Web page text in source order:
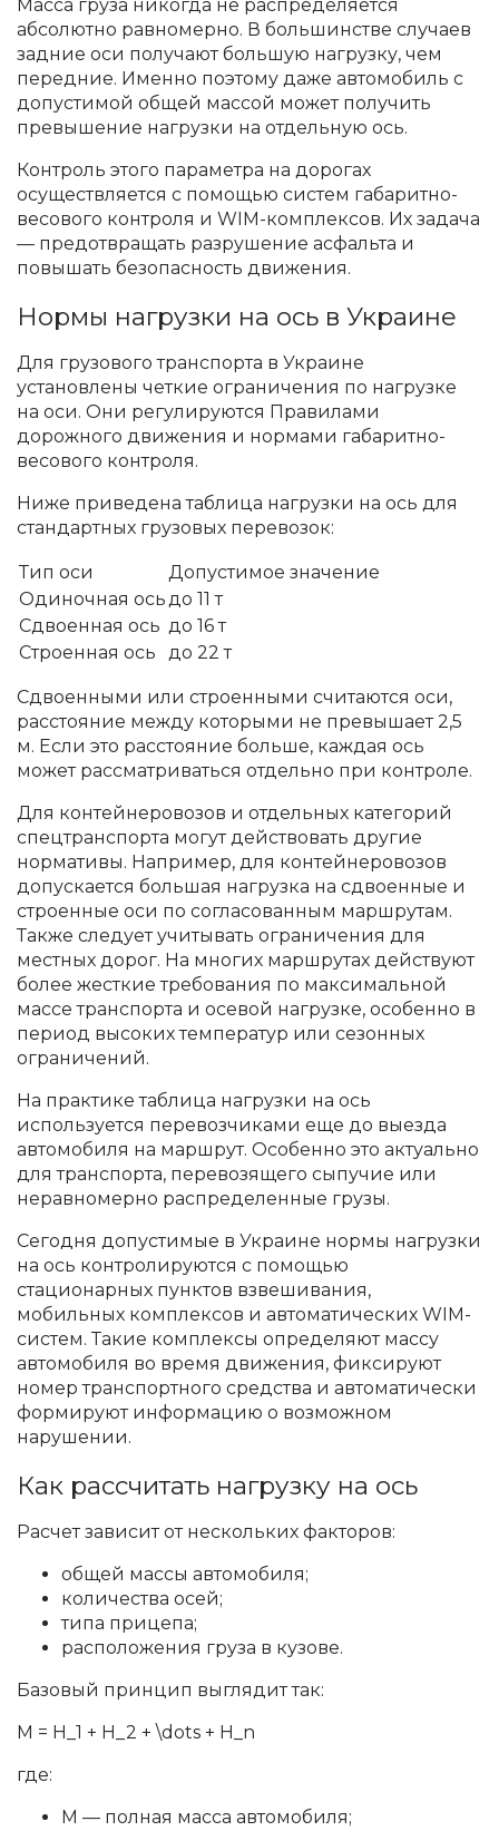
Масса груза никогда не распределяется
абсолютно равномерно. В большинстве случаев
задние оси получают большую нагрузку, чем
передние. Именно поэтому даже автомобиль с
допустимой общей массой может получить
превышение нагрузки на отдельную ось.
Контроль этого параметра на дорогах
осуществляется с помощью систем габаритно-
весового контроля и WIM-комплексов. Их задача
— предотвращать разрушение асфальта и
повышать безопасность движения.
Нормы нагрузки на ось в Украине
Для грузового транспорта в Украине
установлены четкие ограничения по нагрузке
на оси. Они регулируются Правилами
дорожного движения и нормами габаритно-
весового контроля.
Ниже приведена таблица нагрузки на ось для
стандартных грузовых перевозок:
Тип оси
Допустимое значение
Одиночная осьдо 11 т
Сдвоенная ось до 16 т
Строенная ось
до 22 т
Сдвоенными или строенными считаются оси,
расстояние между которыми не превышает 2,5
м. Если это расстояние больше, каждая ось
может рассматриваться отдельно при контроле.
Для контейнеровозов и отдельных категорий
спецтранспорта могут действовать другие
нормативы. Например, для контейнеровозов
допускается большая нагрузка на сдвоенные и
строенные оси по согласованным маршрутам.
Также следует учитывать ограничения для
местных дорог. На многих маршрутах действуют
более жесткие требования по максимальной
массе транспорта и осевой нагрузке, особенно в
период высоких температур или сезонных
ограничений.
На практике таблица нагрузки на ось
используется перевозчиками еще до выезда
автомобиля на маршрут. Особенно это актуально
для транспорта, перевозящего сыпучие или
неравномерно распределенные грузы.
Сегодня допустимые в Украине нормы нагрузки
на ось контролируются с помощью
стационарных пунктов взвешивания,
мобильных комплексов и автоматических WIM-
систем. Такие комплексы определяют массу
автомобиля во время движения, фиксируют
номер транспортного средства и автоматически
формируют информацию о возможном
нарушении.
Как рассчитать нагрузку на ось
Расчет зависит от нескольких факторов:
общей массы автомобиля;
количества осей;
типа прицепа;
расположения груза в кузове.
Базовый принцип выглядит так:
M = H_1 + H_2 + \dots + H_n
где:
M — полная масса автомобиля;